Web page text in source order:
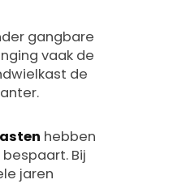
gangbare
vaak de
de
hebben
Bij
jaren